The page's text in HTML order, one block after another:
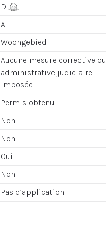
D
A
Woongebied
Aucune mesure corrective ou
administrative judiciaire
imposée
Permis obtenu
Non
Non
Oui
Non
Pas d’application